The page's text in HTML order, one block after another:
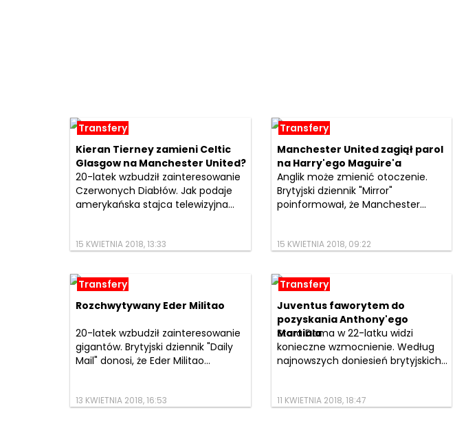
Transfery
Kieran Tierney zamieni Celtic
Glasgow na Manchester United?
20-latek wzbudził zainteresowanie
Czerwonych Diabłów. Jak podaje
amerykańska stajca telewizyjna...
15 KWIETNIA 2018, 13:33
Transfery
Manchester United zagiął parol
na Harry'ego Maguire'a
Anglik może zmienić otoczenie.
Brytyjski dziennik "Mirror"
poinformował, że Manchester...
15 KWIETNIA 2018, 09:22
Transfery
Rozchwytywany Eder Militao
20-latek wzbudził zainteresowanie
gigantów. Brytyjski dziennik "Daily
Mail" donosi, że Eder Militao...
13 KWIETNIA 2018, 16:53
Transfery
Juventus faworytem do
pozyskania Anthony'ego
Martiala
Stara Dama w 22-latku widzi
konieczne wzmocnienie. Według
najnowszych doniesień brytyjskich...
11 KWIETNIA 2018, 18:47